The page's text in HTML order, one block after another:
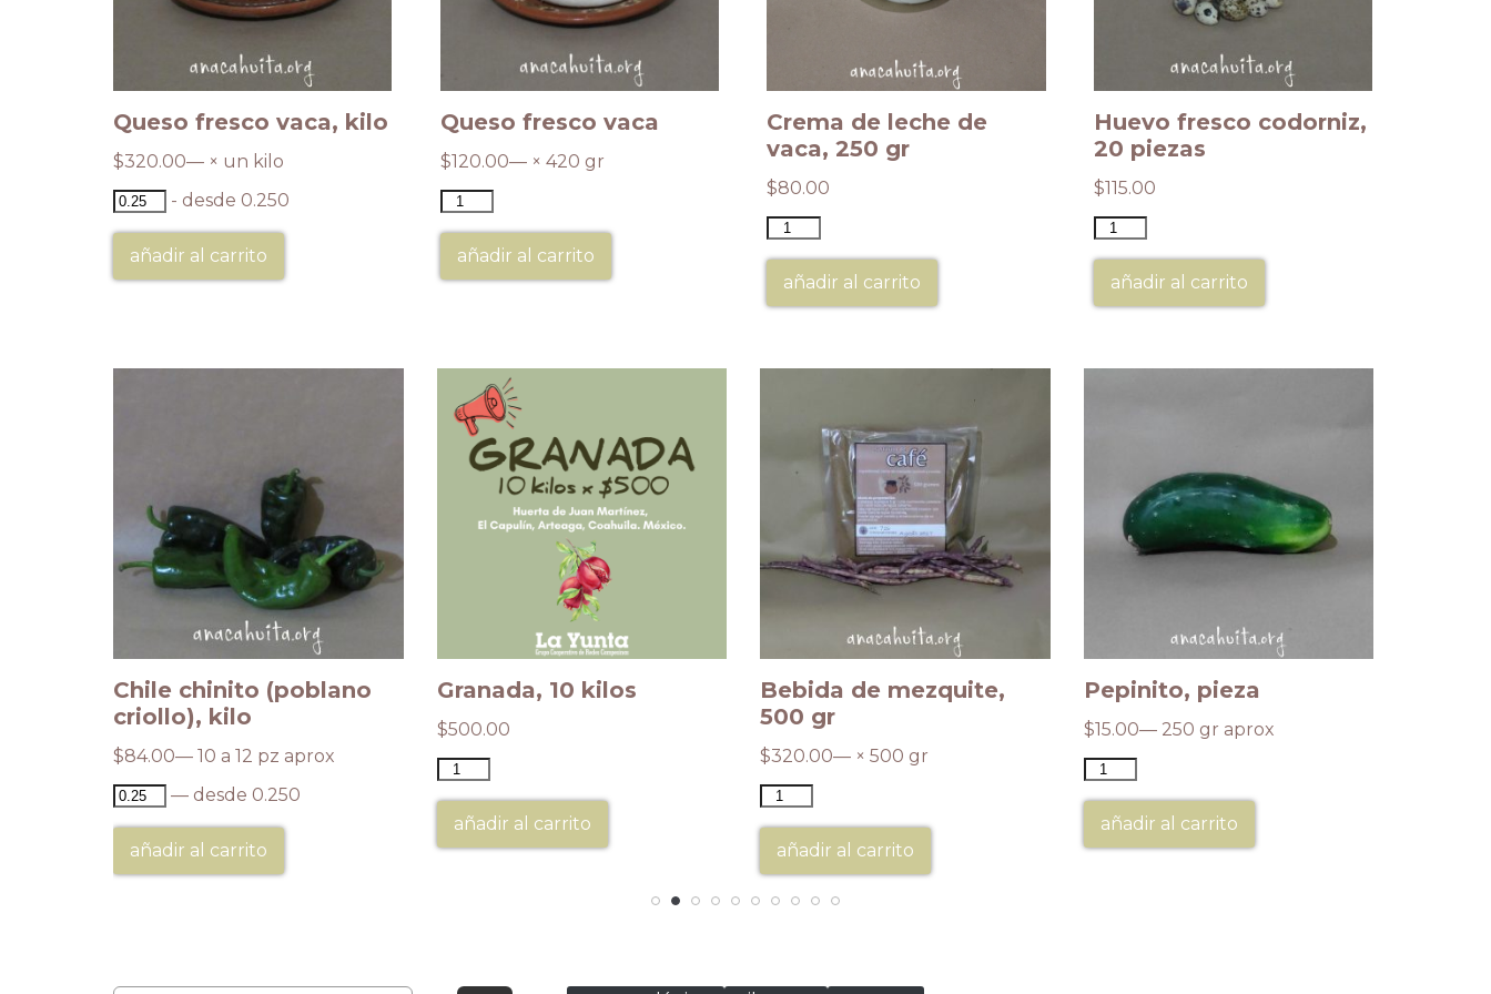
Queso fresco vaca, kilo
$320.00— × un kilo
- desde 0.250
añadir al carrito
Queso fresco vaca
$120.00— × 420 gr
añadir al carrito
Crema de leche de
vaca, 250 gr
$80.00
añadir al carrito
Huevo fresco codorniz,
20 piezas
$115.00
añadir al carrito
Chile chinito (poblano
criollo), kilo
$84.00— 10 a 12 pz aprox
— desde 0.250
añadir al carrito
Granada, 10 kilos
$500.00
añadir al carrito
Bebida de mezquite,
500 gr
$320.00— × 500 gr
añadir al carrito
Pepinito, pieza
$15.00— 250 gr aprox
añadir al carrito